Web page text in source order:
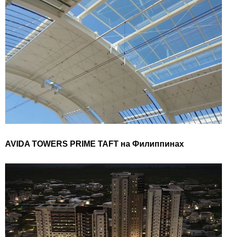
AVIDA TOWERS PRIME TAFT на Филиппинах